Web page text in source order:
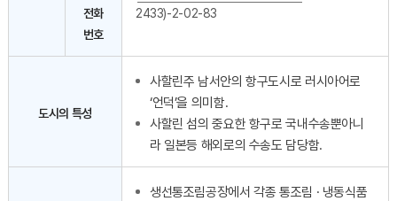
전화
번호
2433)-2-02-83
도시의 특성
사할린주 남서안의 항구도시로 러시아어로
‘언덕’을 의미함.
사할린 섬의 중요한 항구로 국내수송뿐아니
라 일본등 해외로의 수송도 담당함.
생선통조림공장에서 각종 통조림 · 냉동식품